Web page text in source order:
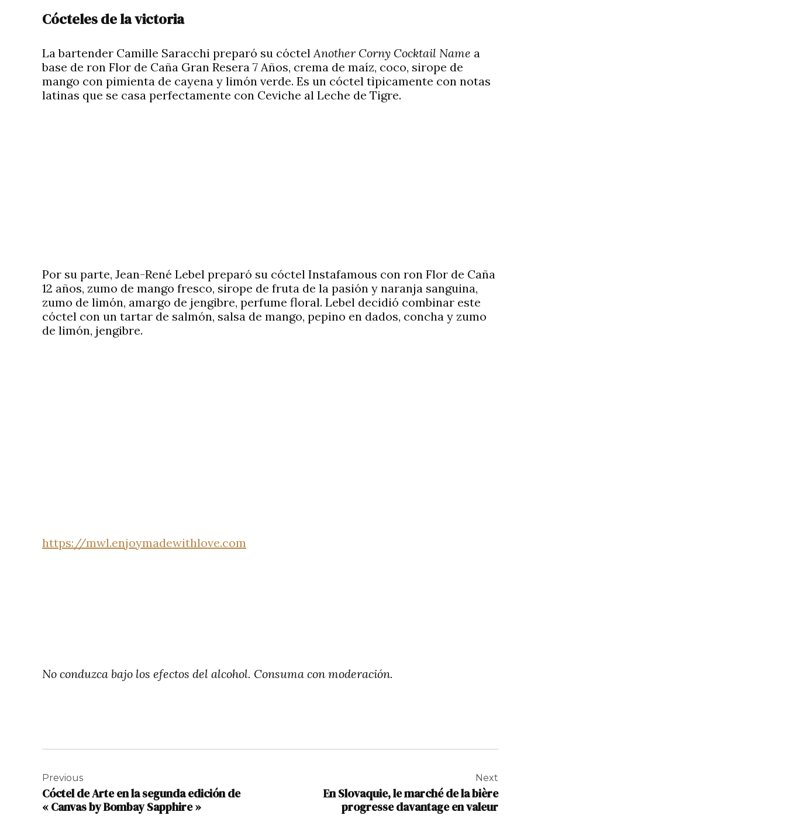
Cócteles de la victoria
La bartender Camille Saracchi preparó su cóctel Another Corny Cocktail Name a
base de ron Flor de Caña Gran Resera 7 Años, crema de maíz, coco, sirope de
mango con pimienta de cayena y limón verde. Es un cóctel tìpicamente con notas
latinas que se casa perfectamente con Ceviche al Leche de Tigre.
Por su parte, Jean-René Lebel preparó su cóctel Instafamous con ron Flor de Caña
12 años, zumo de mango fresco, sirope de fruta de la pasión y naranja sanguina,
zumo de limón, amargo de jengibre, perfume floral. Lebel decidió combinar este
cóctel con un tartar de salmón, salsa de mango, pepino en dados, concha y zumo
de limón, jengibre.
https://mwl.enjoymadewithlove.com
No conduzca bajo los efectos del alcohol. Consuma con moderación.
de
l’article
Previous
Cóctel de Arte en la segunda edición de
« Canvas by Bombay Sapphire »
Next
En Slovaquie, le marché de la bière
progresse davantage en valeur